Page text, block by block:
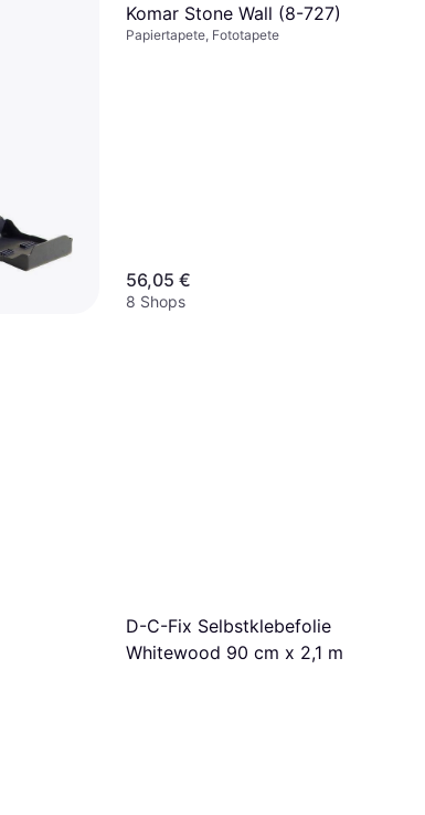
Komar Stone Wall (8-727)
Papiertapete, Fototapete
56,05 €
8 Shops
D-C-Fix Selbstklebefolie
Whitewood 90 cm x 2,1 m